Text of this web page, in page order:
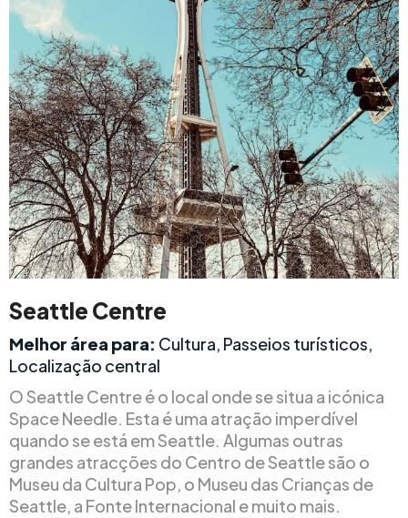
Seattle Centre
Melhor área para: Cultura, Passeios turísticos,
Localização central
O Seattle Centre é o local onde se situa a icónica
Space Needle. Esta é uma atração imperdível
quando se está em Seattle. Algumas outras
grandes atracções do Centro de Seattle são o
Museu da Cultura Pop, o Museu das Crianças de
Seattle, a Fonte Internacional e muito mais.